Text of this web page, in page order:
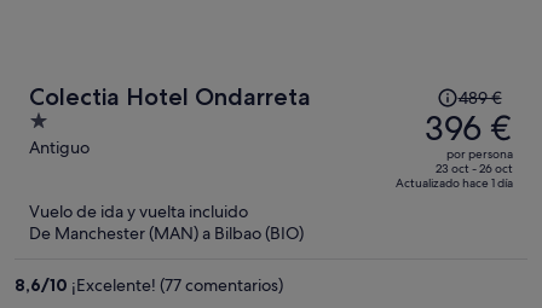
Colectia Hotel Ondarreta
1
out
5
Antiguo
El
precio
era
de
489 €,
489 €
396 €
por persona
23 oct - 26 oct
Actualizado hace 1 día
Vuelo de ida y vuelta incluido
De Manchester (MAN) a Bilbao (BIO)
8,6/10 ¡Excelente! (77 comentarios)